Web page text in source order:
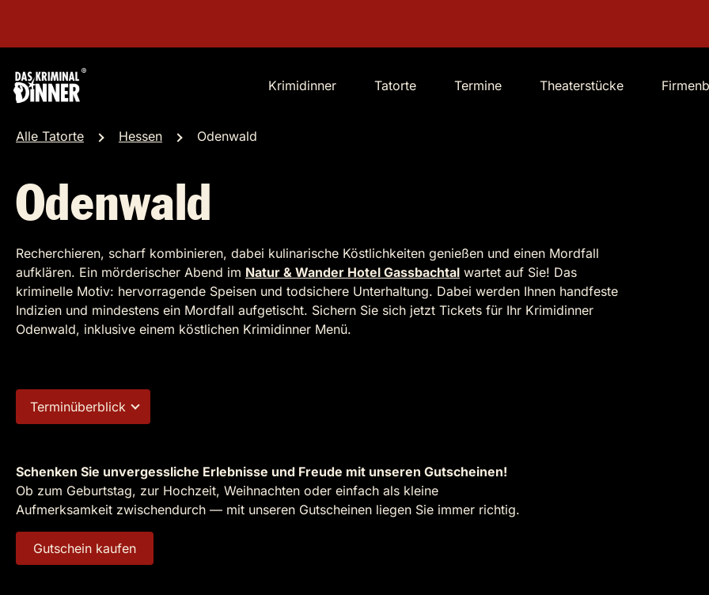
Krimidinner Tatorte Termine Theaterstücke
Alle Tatorte Hessen Odenwald
Odenwald
Recherchieren, scharf kombinieren, dabei kulinarische Köstlichkeiten genießen und einen Mordfall
aufklären. Ein mörderischer Abend im Natur & Wander Hotel Gassbachtal wartet auf Sie! Das
kriminelle Motiv: hervorragende Speisen und todsichere Unterhaltung. Dabei werden Ihnen handfeste
Indizien und mindestens ein Mordfall aufgetischt. Sichern Sie sich jetzt Tickets für Ihr Krimidinner
Odenwald, inklusive einem köstlichen Krimidinner Menü.
Terminüberblick
Schenken Sie unvergessliche Erlebnisse und Freude mit unseren Gutscheinen!
Ob zum Geburtstag, zur Hochzeit, Weihnachten oder einfach als kleine
Aufmerksamkeit zwischendurch — mit unseren Gutscheinen liegen Sie immer richtig.
Gutschein kaufen